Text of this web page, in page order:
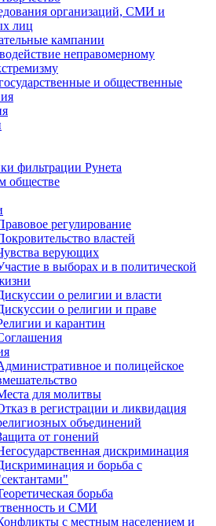
организаций, СМИ и
лиц
кампании
неправомерному
и общественные
фильтрации Рунета
обществе
регулирование
властей
верующих
в выборах и в политической
о религии и власти
о религии и праве
и карантин
и полицейское
для молитвы
в регистрации и ликвидация
объединений
от гонений
дискриминация
и борьба с
борьба
и СМИ
с местным населением и